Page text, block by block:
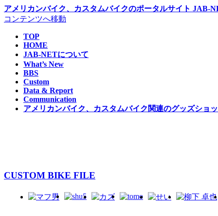
アメリカンバイク、カスタムバイクのポータルサイト JAB-
コンテンツへ移動
TOP
HOME
JAB-NETについて
What’s New
BBS
Custom
Data & Report
Communication
アメリカンバイク、カスタムバイク関連のグッズショ
CUSTOM BIKE FILE